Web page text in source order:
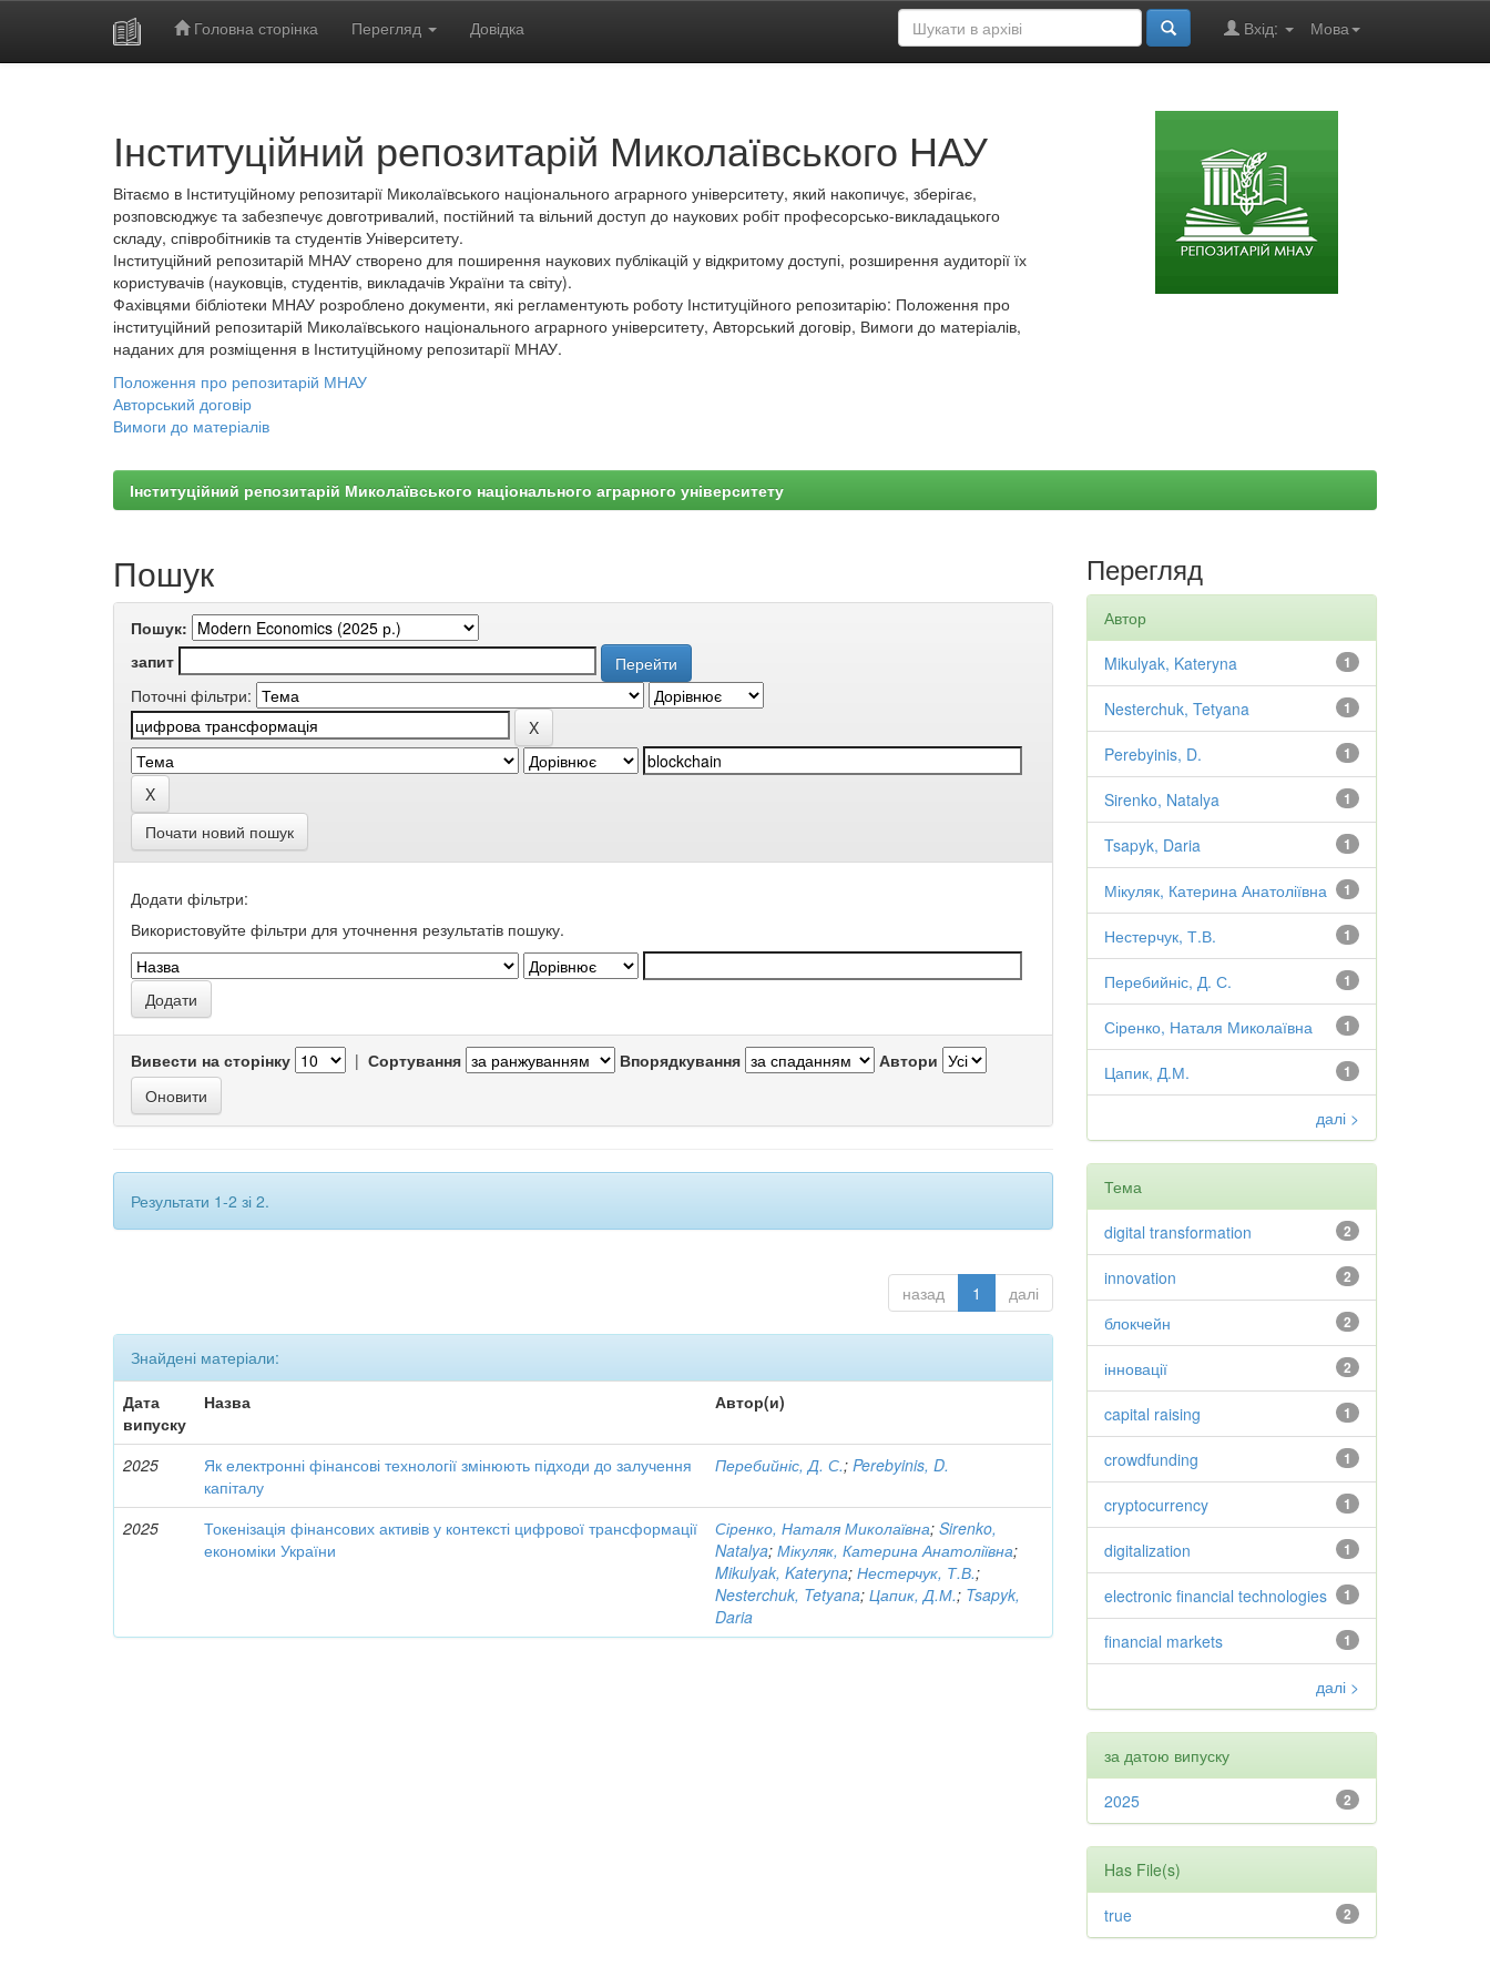
Головна сторінка Перегляд Довідка Мова
Вхід:
Інституційний репозитарій Миколаївського НАУ
Вітаємо в Інституційному репозитарії Миколаївського національного аграрного університету, який накопичує, зберігає,
розповсюджує та забезпечує довготривалий, постійний та вільний доступ до наукових робіт професорсько-викладацького
складу, співробітників та студентів Університету.
Інституційний репозитарій МНАУ створено для поширення наукових публікацій у відкритому доступі, розширення аудиторії їх
користувачів (науковців, студентів, викладачів України та світу).
Фахівцями бібліотеки МНАУ розроблено документи, які регламентують роботу Інституційного репозитарію: Положення про
інституційний репозитарій Миколаївського національного аграрного університету, Авторський договір, Вимоги до матеріалів,
наданих для розміщення в Інституційному репозитарії МНАУ.
Положення про репозитарій МНАУ
Авторський договір
Вимоги до матеріалів
Інституційний репозитарій Миколаївського національного аграрного університету
Пошук
Пошук:
запит
Поточні фільтри:
Почати новий пошук
Додати фільтри:
Використовуйте фільтри для уточнення результатів пошуку.
Вивести на сторінку | Сортування Впорядкування Автори
Результати 1-2 зі 2.
назад 1 далі
Знайдені матеріали:
Дата
випуску
Назва Автор(и)
2025
Як електронні фінансові технології змінюють підходи до залучення
капіталу
Перебийніс, Д. С.;Perebyinis, D.
2025
Токенізація фінансових активів у контексті цифрової трансформації
економіки України
Сіренко, Наталя Миколаївна;Sirenko,
Natalya;Мікуляк, Катерина Анатоліївна;
Mikulyak, Kateryna;Нестерчук, Т.В.;
Nesterchuk, Tetyana;Цапик, Д.М.; Tsapyk,
Daria
Перегляд
Автор
1
Mikulyak, Kateryna
1
Nesterchuk, Tetyana
1
Perebyinis, D.
1
Sirenko, Natalya
1
Tsapyk, Daria
1
Мікуляк, Катерина Анатоліївна
1
Нестерчук, Т.В.
1
Перебийніс, Д. С.
1
Сіренко, Наталя Миколаївна
1
Цапик, Д.М.
далі >
Тема
2
digital transformation
2
innovation
2
блокчейн
2
інновації
1
capital raising
1
crowdfunding
1
cryptocurrency
1
digitalization
1
electronic financial technologies
1
financial markets
далі >
за датою випуску
2
2025
Has File(s)
2
true